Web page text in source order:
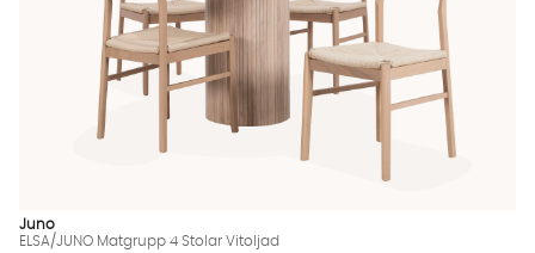
Juno
ELSA/JUNO Matgrupp 4 Stolar Vitoljad